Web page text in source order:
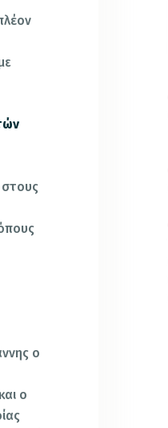
στους
ο
ο